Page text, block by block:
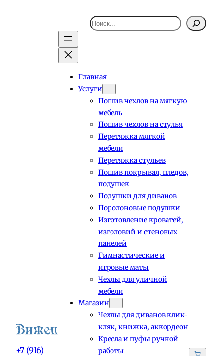
+7 (916)
Поиск
Главная
Услуги
Пошив чехлов на мягкую
мебель
Пошив чехлов на стулья
Перетяжка мягкой
мебели
Перетяжка стульев
Пошив покрывал, пледов,
подушек
Подушки для диванов
Поролоновые подушки
Изготовление кроватей,
изголовий и стеновых
панелей
Гимнастические и
игровые маты
Чехлы для уличной
мебели
Магазин
Чехлы для диванов клик-
кляк, книжка, аккордеон
Кресла и пуфы ручной
работы